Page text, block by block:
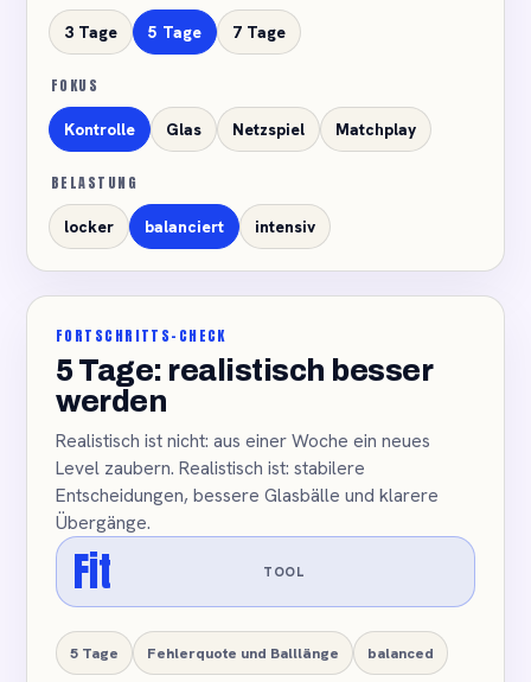
3 Tage 5 Tage 7 Tage
FOKUS
Kontrolle Glas Netzspiel Matchplay
BELASTUNG
locker balanciert intensiv
FORTSCHRITTS-CHECK
5 Tage: realistisch besser
werden
Realistisch ist nicht: aus einer Woche ein neues
Level zaubern. Realistisch ist: stabilere
Entscheidungen, bessere Glasbälle und klarere
Übergänge.
Fit TOOL
5 Tage Fehlerquote und Balllänge balanced